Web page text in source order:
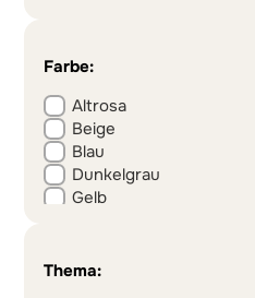
Farbe:
Altrosa
Beige
Blau
Dunkelgrau
Gelb
Olivgrün
Thema: